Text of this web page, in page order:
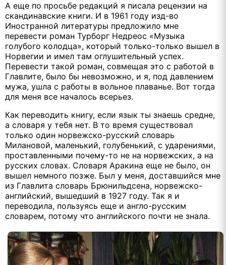
А еще по просьбе редакций я писала рецензии на
скандинавские книги. И в 1961 году изд-во
Иностранной литературы предложило мне
перевести роман Турборг Недреос «Музыка
голубого колодца», который только-только вышел в
Норвегии и имел там оглушительный успех.
Перевести такой роман, совмещая это с работой в
Главлите, было бы невозможно, и я, под давлением
мужа, ушла с работы в вольное плаванье. Вот тогда
для меня все началось всерьез.
Как переводить книгу, если язык ты знаешь средне,
а словаря у тебя нет. В то время существовал
только один норвежско-русский словарь
Милановой, маленький, голубенький, с ударениями,
проставленными почему-то не на норвежских, а на
русских словах. Словаря Аракина еще не было, он
вышел немного позже. Был у меня, доставшийся мне
из Главлита словарь Брюнильдсена, норвежско-
английский, вышедший в 1927 году. Так я и
переводила, пользуясь еще и англо-русским
словарем, потому что английского почти не знала.